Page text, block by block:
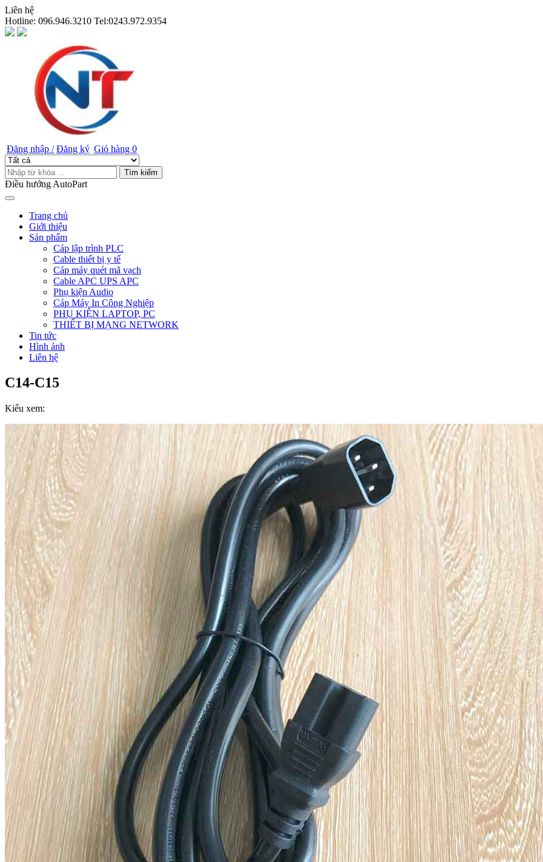
Liên hệ
Hotline: 096.946.3210 Tel:0243.972.9354
Đăng nhập / Đăng ký Giỏ hàng 0
Tìm kiếm
Điều hướng AutoPart
Trang chủ
Giới thiệu
Sản phẩm
Cáp lập trình PLC
Cable thiết bị y tế
Cáp máy quét mã vạch
Cable APC UPS APC
Phụ kiện Audio
Cáp Máy In Công Nghiệp
PHỤ KIỆN LAPTOP, PC
THIẾT BỊ MẠNG NETWORK
Tin tức
Hình ảnh
Liên hệ
C14-C15
Kiểu xem: